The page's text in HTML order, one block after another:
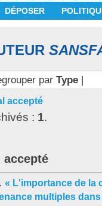
DÉPOSER
par Type|
accepté
: 1.
accepté
« L'importance de la
multiples